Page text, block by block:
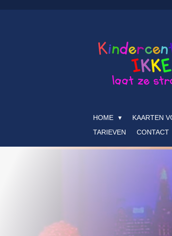
HOME KAARTEN
TARIEVEN
CONTACT